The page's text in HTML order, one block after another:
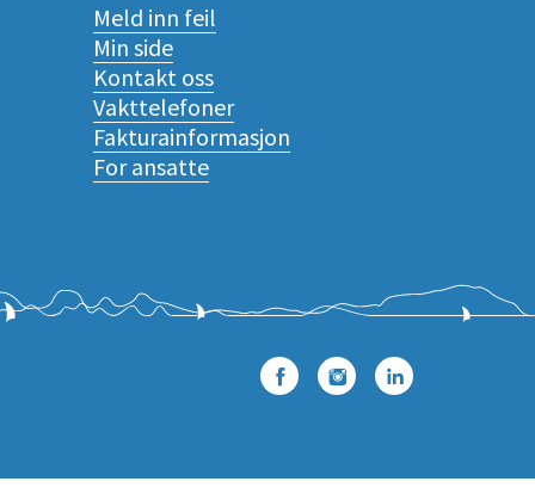
Meld inn feil
Min side
Kontakt oss
Vakttelefoner
Fakturainformasjon
For ansatte
FacebookInstagramLinkedIn